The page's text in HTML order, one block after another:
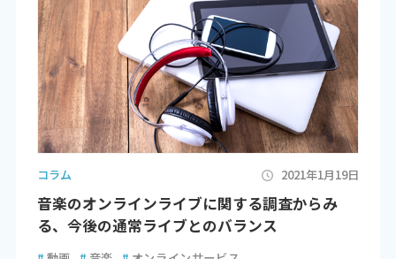
コラム 2021年1月19日
音楽のオンラインライブに関する調査からみ
る、今後の通常ライブとのバランス